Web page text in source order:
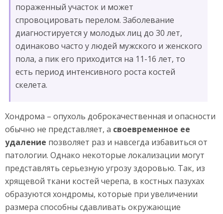
пораженный участок и может
спровоцировать перелом. Заболевание
диагностируется у молодых лиц до 30 лет,
одинаково часто у людей мужского и женского
пола, а пик его приходится на 11-16 лет, то
есть период интенсивного роста костей
скелета.
Хондрома – опухоль доброкачественная и опасности
обычно не представляет, а своевременное ее
удаление позволяет раз и навсегда избавиться от
патологии. Однако некоторые локализации могут
представлять серьезную угрозу здоровью. Так, из
хрящевой ткани костей черепа, в костных пазухах
образуются хондромы, которые при увеличении
размера способны сдавливать окружающие